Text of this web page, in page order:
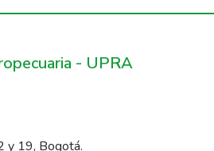
- UPRA
y 19, Bogotá.